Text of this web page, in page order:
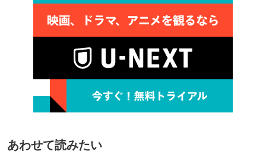
あわせて読みたい